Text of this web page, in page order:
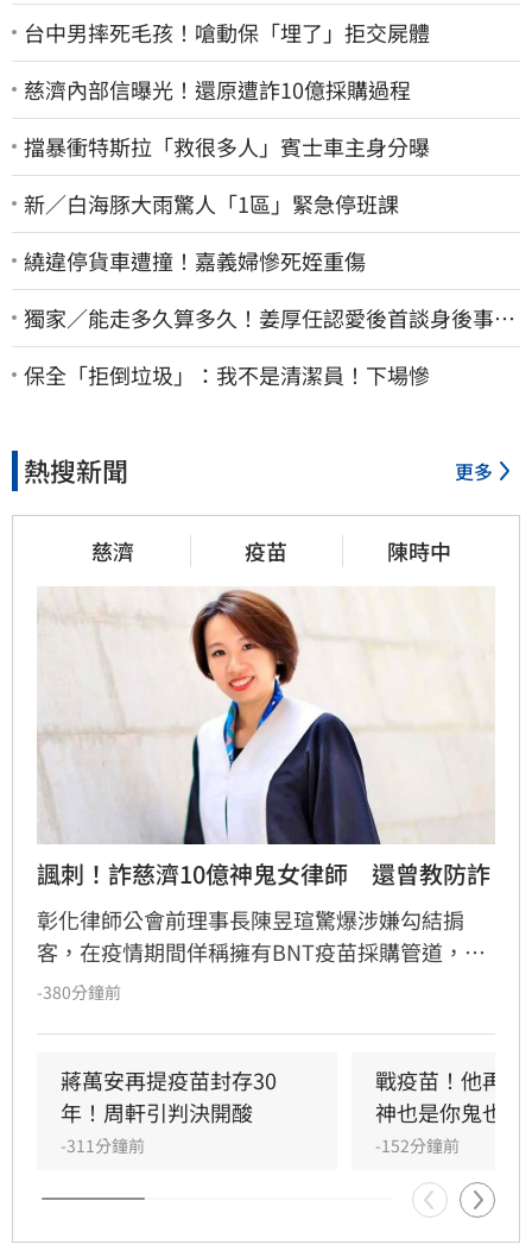
台中男摔死毛孩！嗆動保「埋了」拒交屍體
慈濟內部信曝光！還原遭詐10億採購過程
擋暴衝特斯拉「救很多人」賓士車主身分曝
新／白海豚大雨驚人「1區」緊急停班課
繞違停貨車遭撞！嘉義婦慘死姪重傷
獨家／能走多久算多久！姜厚任認愛後首談身後事
「遺囑進度」曝光
保全「拒倒垃圾」：我不是清潔員！下場慘
熱搜新聞 更多
慈濟 疫苗 陳時中
諷刺！詐慈濟10億神鬼女律師　還曾教防詐
彰化律師公會前理事長陳昱瑄驚爆涉嫌勾結掮
客，在疫情期間佯稱擁有BNT疫苗採購管道，詐
騙慈濟基金會高達3000萬美元（約新台幣10.6億
展，在台上大言不慚嘲諷詐騙受害者「愚痴、無
知」，對比其惡行顯得極度諷刺。陳昱瑄無視政
府當時多次警告，利用法律專業設局詐財，行徑
引發全台網友齊聲撻伐。目前台中地檢署已依法
提起公訴，案件正由法院嚴審中，這位「黑心律
師」的雙面人行徑也成為社會討論焦點。
-380分鐘前
蔣萬安再提疫苗封存30
年！周軒引判決開酸
-311分鐘前
戰疫苗！他再
神也是你鬼也是
-152分鐘前